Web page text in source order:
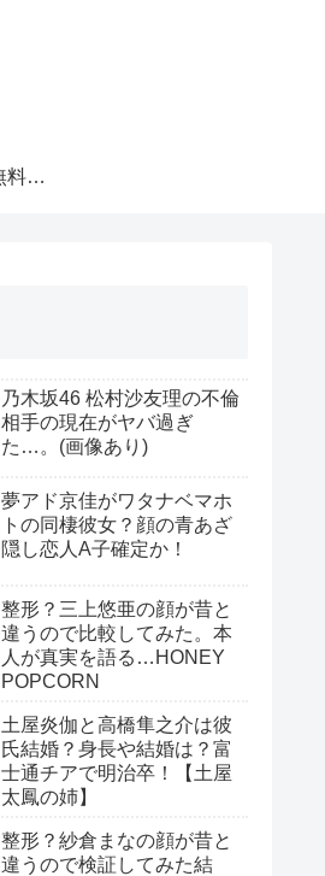
ドラマ・マンガ・無料視聴
乃木坂46 松村沙友理の不倫
相手の現在がヤバ過ぎ
た…。(画像あり)
夢アド京佳がワタナベマホ
トの同棲彼女？顔の青あざ
隠し恋人A子確定か！
整形？三上悠亜の顔が昔と
違うので比較してみた。本
人が真実を語る…HONEY
POPCORN
土屋炎伽と高橋隼之介は彼
氏結婚？身長や結婚は？富
士通チアで明治卒！【土屋
太鳳の姉】
整形？紗倉まなの顔が昔と
違うので検証してみた結